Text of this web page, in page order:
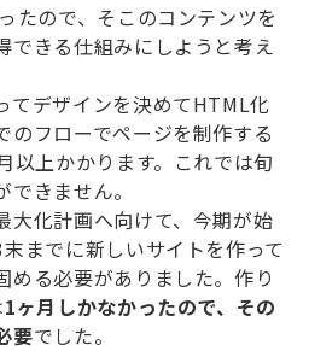
たので、そこのコンテンツを
できる仕組みにしようと考え
てデザインを決めてHTML化
フローでページを制作する
以上かかります。これでは旬
きません。
大化計画へ向けて、今期が始
までに新しいサイトを作って
める必要がありました。作り
1ヶ月しかなかったので、その
要でした。